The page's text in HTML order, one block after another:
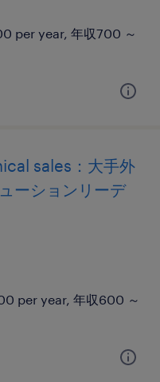
per year, 年収700 ～
sales：大手外
ーションリーデ
per year, 年収600 ～